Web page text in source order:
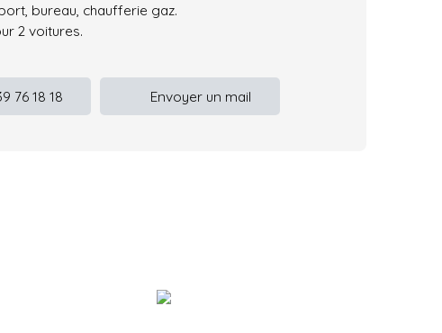
bureau, chaufferie gaz.
2 voitures.
76 18 18 Envoyer un mail